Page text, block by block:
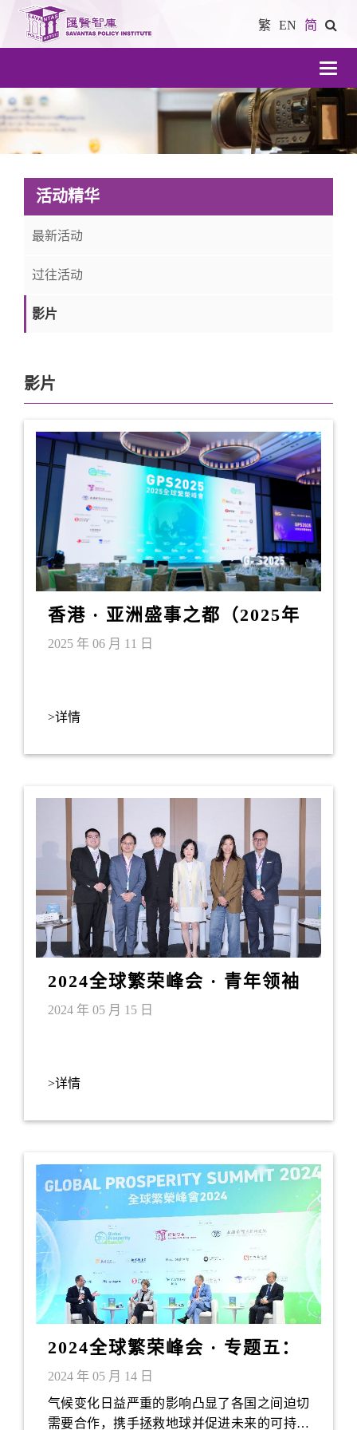
繁 EN 简
導
航
活动精华
最新活动
过往活动
影片
影片
香港 · 亚洲盛事之都（2025年
6月）
2025 年 06 月 11 日
>详情
2024全球繁荣峰会 · 青年领袖
论坛
2024 年 05 月 15 日
>详情
2024全球繁荣峰会 · 专题五：
气候变化与可持续发展
2024 年 05 月 14 日
气候变化日益严重的影响凸显了各国之间迫切
需要合作，携手拯救地球并促进未来的可持续